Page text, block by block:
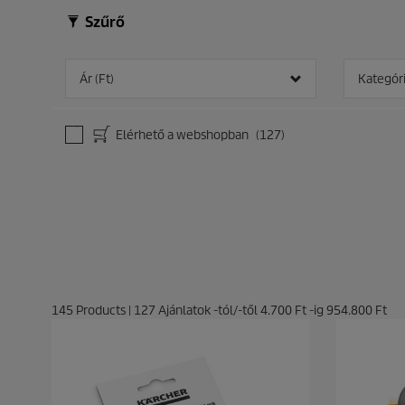
Szűrő
Ár (Ft)
Elérhető a webshopban (127)
145 Products | 127 Ajánlatok -tól/-től4.700 Ft -ig 954.800 Ft